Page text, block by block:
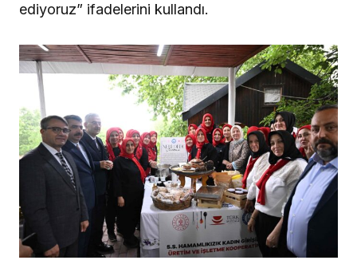
ediyoruz” ifadelerini kullandı.